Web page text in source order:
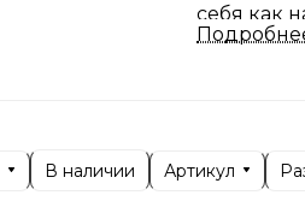
себя как
В наличии Артикул